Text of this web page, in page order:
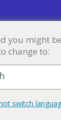
TIENDA
you might
change to:
switch